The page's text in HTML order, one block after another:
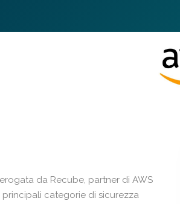
da Recube, partner di AWS
categorie di sicurezza